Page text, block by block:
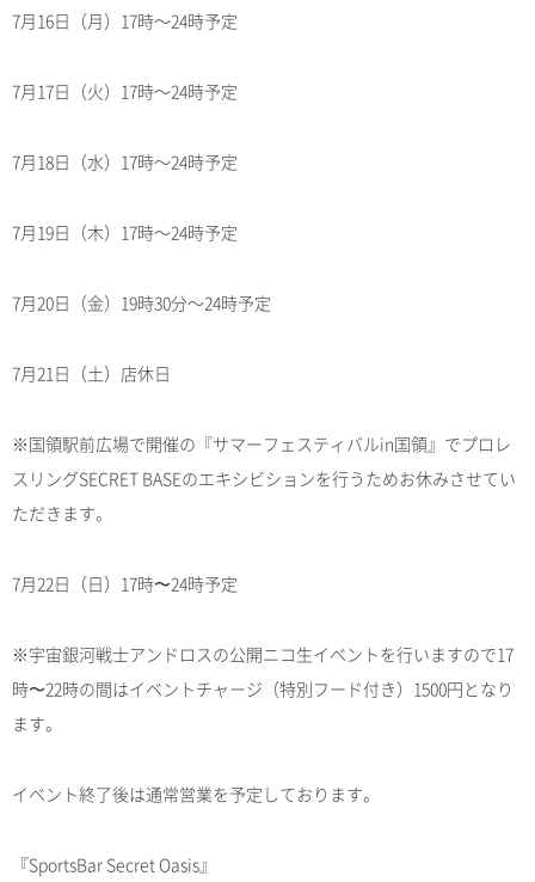
7月16日（月）17時～24時予定
7月17日（火）17時～24時予定
7月18日（水）17時～24時予定
7月19日（木）17時～24時予定
7月20日（金）19時30分～24時予定
7月21日（土）店休日
※国領駅前広場で開催の『サマーフェスティバルin国領』でプロレ
スリングSECRET BASEのエキシビションを行うためお休みさせてい
ただきます。
7月22日（日）17時〜24時予定
※宇宙銀河戦士アンドロスの公開ニコ生イベントを行いますので17
時〜22時の間はイベントチャージ（特別フード付き）1500円となり
ます。
イベント終了後は通常営業を予定しております。
『SportsBar Secret Oasis』